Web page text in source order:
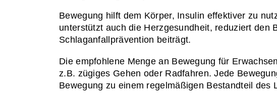
Bewegung hilft dem Körper, Insulin effektiver zu
unterstützt auch die Herzgesundheit, reduziert
Schlaganfallprävention beiträgt.
Die empfohlene Menge an Bewegung für
z.B. zügiges Gehen oder Radfahren. Jede
Bewegung zu einem regelmäßigen Bestandteil des